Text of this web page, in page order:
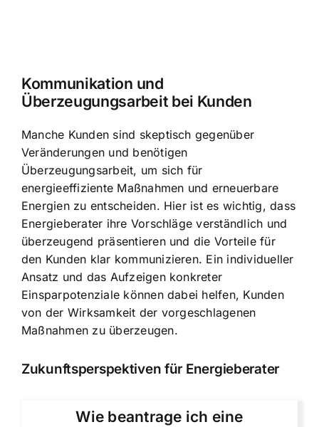
Kommunikation und
Überzeugungsarbeit bei Kunden
Manche Kunden sind skeptisch gegenüber
Veränderungen und benötigen
Überzeugungsarbeit, um sich für
energieeffiziente Maßnahmen und erneuerbare
Energien zu entscheiden. Hier ist es wichtig, dass
Energieberater ihre Vorschläge verständlich und
überzeugend präsentieren und die Vorteile für
den Kunden klar kommunizieren. Ein individueller
Ansatz und das Aufzeigen konkreter
Einsparpotenziale können dabei helfen, Kunden
von der Wirksamkeit der vorgeschlagenen
Maßnahmen zu überzeugen.
Zukunftsperspektiven für Energieberater
Wie beantrage ich eine